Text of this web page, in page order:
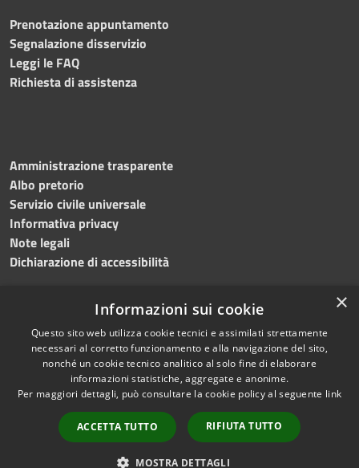
Prenotazione appuntamento
Segnalazione disservizio
Leggi le FAQ
Richiesta di assistenza
Amministrazione trasparente
Albo pretorio
Servizio civile universale
Informativa privacy
Note legali
Dichiarazione di accessibilità
RSS
Accessibilità
Cookie
Mappa del sito
Difensore civico
Copyright © 2023 •
Comune di Noicàttaro
Powered byMunicipium
Redazione•Portale
dipendente
WebMail Dipendenti
×
Informazioni sui cookie
Questo sito web utilizza cookie tecnici e assimilati strettamente
necessari al corretto funzionamento e alla navigazione del sito,
nonché un cookie tecnico analitico al solo fine di elaborare
informazioni statistiche, aggregate e anonime.
Per maggiori dettagli, può consultare la cookie policy al seguente link
ACCETTA TUTTO RIFIUTA TUTTO
MOSTRA DETTAGLI